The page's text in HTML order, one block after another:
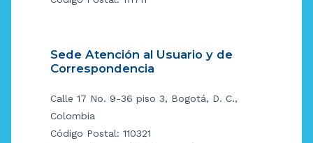
Sede Atención al Usuario y de
Correspondencia
Calle 17 No. 9-36 piso 3, Bogotá, D. C.,
Colombia
Código Postal: 110321